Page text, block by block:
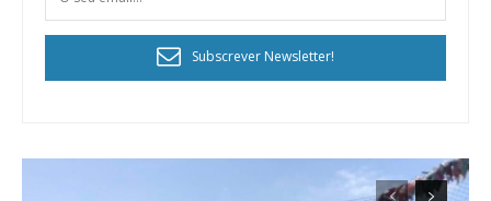
Subscrever Newsletter!